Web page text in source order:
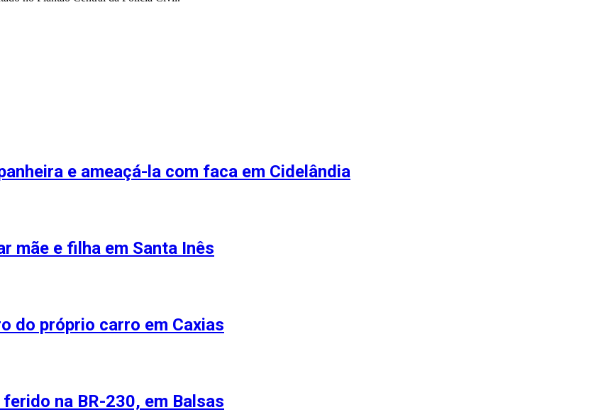
e ameaçá-la com faca em Cidelândia
mãe e filha em Santa Inês
do próprio carro em Caxias
na BR-230, em Balsas